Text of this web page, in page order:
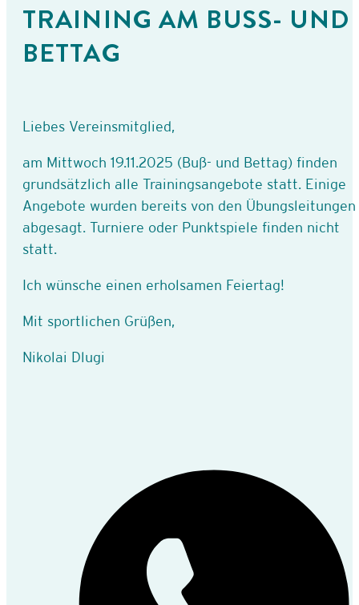
TRAINING AM BUSS- UND B
ETTAG
Liebes Vereinsmitglied,
am Mittwoch 19.11.2025 (Buß- und Bettag) finden
grundsätzlich alle Trainingsangebote statt. Einige
Angebote wurden bereits von den Übungsleitungen
abgesagt. Turniere oder Punktspiele finden nicht
statt.
Ich wünsche einen erholsamen Feiertag!
Mit sportlichen Grüßen,
Nikolai Dlugi